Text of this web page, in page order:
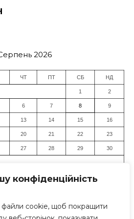
конфіденційність
cookie, щоб покращити
2026
ЧТ ПТ СБ НД
1 2
6 7 8 9
13 14 15 16
20 21 22 23
27 28 29 30
« Лип